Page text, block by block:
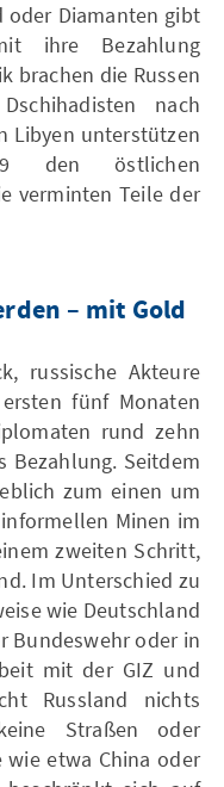
oder Diamanten gibt
ihre Bezahlung
brachen die Russen
nach
Libyen unterstützen
den östlichen
verminten Teile der
– mit Gold
russische Akteure
fünf Monaten
rund zehn
Bezahlung. Seitdem
zum einen um
Minen im
zweiten Schritt,
Im Unterschied zu
wie Deutschland
Bundeswehr oder in
mit der GIZ und
Russland nichts
Straßen oder
etwa China oder